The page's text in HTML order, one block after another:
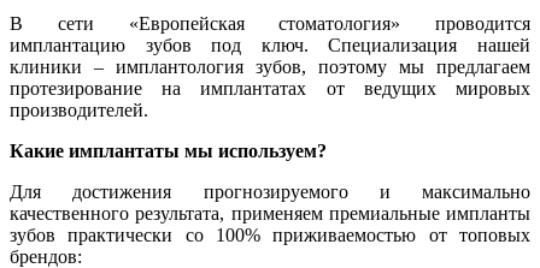
В сети «Европейская стоматология» проводится
имплантацию зубов под ключ. Специализация нашей
клиники – имплантология зубов, поэтому мы предлагаем
протезирование на имплантатах от ведущих мировых
производителей.
Какие имплантаты мы используем?
Для достижения прогнозируемого и максимально
качественного результата, применяем премиальные импланты
зубов практически со 100% приживаемостью от топовых
брендов: